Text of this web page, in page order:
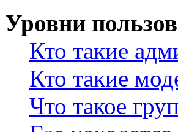
Уровни
Кто такие
Кто такие
Что такое